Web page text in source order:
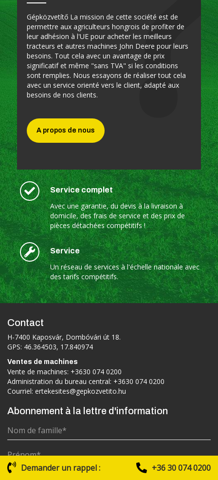
Demander un rappel : +36 30 074 0200
Gépközvetítő La mission de cette société est de
permettre aux agriculteurs hongrois de profiter de
leur adhésion à l'UE pour acheter les meilleurs
tracteurs et autres machines John Deere pour leurs
besoins. Tout cela avec un avantage de prix
significatif et même "sans TVA" si les conditions
sont remplies. Nous essayons de réaliser tout cela
avec un service orienté vers le client, adapté aux
besoins de nos clients.
A propos de nous
Service complet
Avec une garantie, du devis à la livraison à
domicile, des frais de service et des prix de
pièces détachées compétitifs !
Service
Un réseau de services à l'échelle nationale avec
des tarifs compétitifs.
Contact
H-7400 Kaposvár, Dombóvári út 18.
GPS: 46.364503, 17.840974
Ventes de machines
Vente de machines: +3630 074 0200
Administration du bureau central: +3630 074 0200
Courriel: ertekesites@gepkozvetito.hu
Abonnement à la lettre d'information